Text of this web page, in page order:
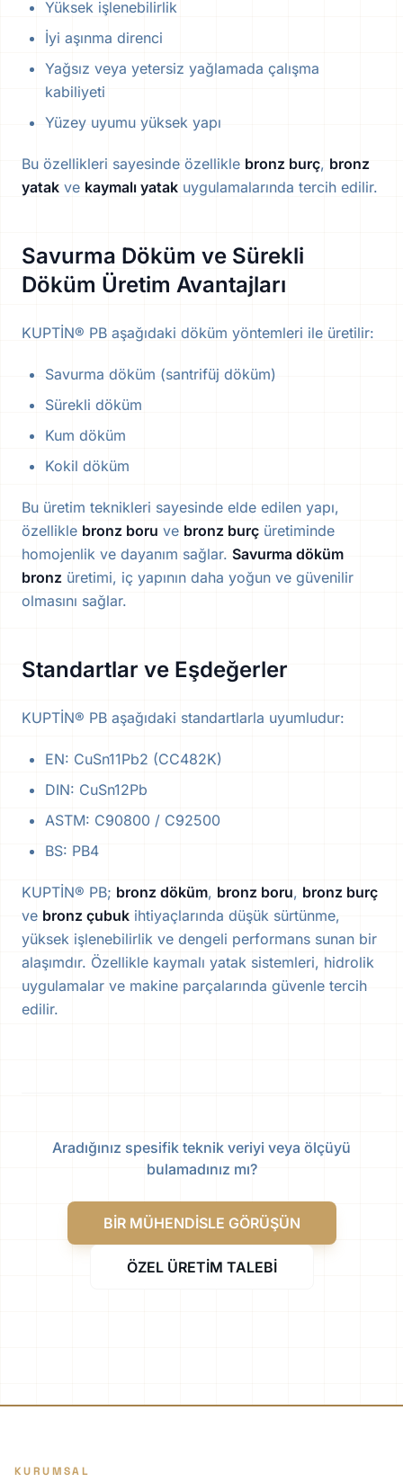
Yüksek işlenebilirlik
İyi aşınma direnci
Yağsız veya yetersiz yağlamada çalışma
kabiliyeti
Yüzey uyumu yüksek yapı
Bu özellikleri sayesinde özellikle bronz burç, bronz
yatak ve kaymalı yatak uygulamalarında tercih edilir.
Savurma Döküm ve Sürekli
Döküm Üretim Avantajları
KUPTİN® PB aşağıdaki döküm yöntemleri ile üretilir:
Savurma döküm (santrifüj döküm)
Sürekli döküm
Kum döküm
Kokil döküm
Bu üretim teknikleri sayesinde elde edilen yapı,
özellikle bronz boru ve bronz burç üretiminde
homojenlik ve dayanım sağlar. Savurma döküm
bronz üretimi, iç yapının daha yoğun ve güvenilir
olmasını sağlar.
Standartlar ve Eşdeğerler
KUPTİN® PB aşağıdaki standartlarla uyumludur:
EN: CuSn11Pb2 (CC482K)
DIN: CuSn12Pb
ASTM: C90800 / C92500
BS: PB4
KUPTİN® PB; bronz döküm, bronz boru, bronz burç
ve bronz çubuk ihtiyaçlarında düşük sürtünme,
yüksek işlenebilirlik ve dengeli performans sunan bir
alaşımdır. Özellikle kaymalı yatak sistemleri, hidrolik
uygulamalar ve makine parçalarında güvenle tercih
edilir.
Aradığınız spesifik teknik veriyi veya ölçüyü
bulamadınız mı?
BİR MÜHENDİSLE GÖRÜŞÜN
ÖZEL ÜRETİM TALEBİ
KURUMSAL